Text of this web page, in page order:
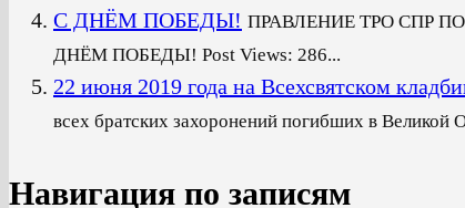
С ДНЁМ ПОБЕДЫ! ПРАВЛЕНИЕ ТРО СПР
ДНЁМ ПОБЕДЫ! Post Views: 286...
22 июня 2019 года на Всехсвятском
всех братских захоронений погибших в Великой
Навигация по записям